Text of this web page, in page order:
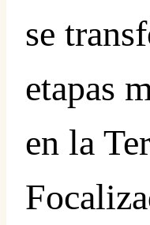
se
etapas
en la